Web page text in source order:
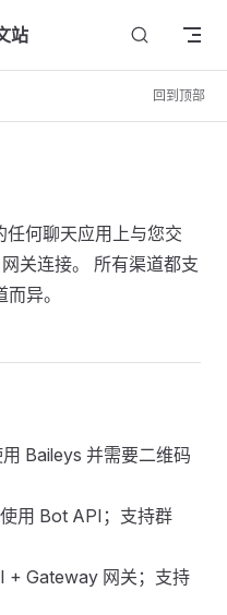
站
回到顶部
何聊天应用上与您交
关连接。 所有渠道都支
异。
Baileys 并需要二维码
用 Bot API；支持群
Gateway 网关；支持